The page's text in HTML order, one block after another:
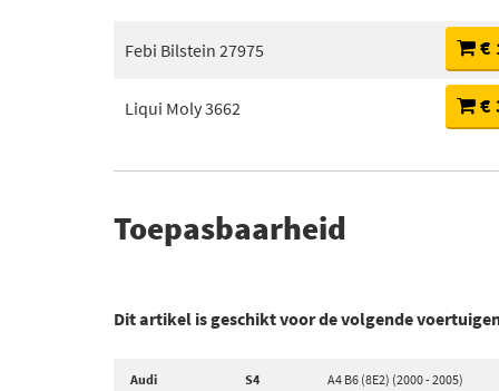
Febi Bilstein 27975 €
Liqui Moly 3662 €
Toepasbaarheid
Dit artikel is geschikt voor de volgende
Audi S4 A4 B6 (8E2) (2000 - 2005)